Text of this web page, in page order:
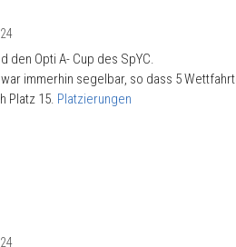
Opti A- Cup des SpYC.
immerhin segelbar, so dass 5
Platz 15. Platzierungen